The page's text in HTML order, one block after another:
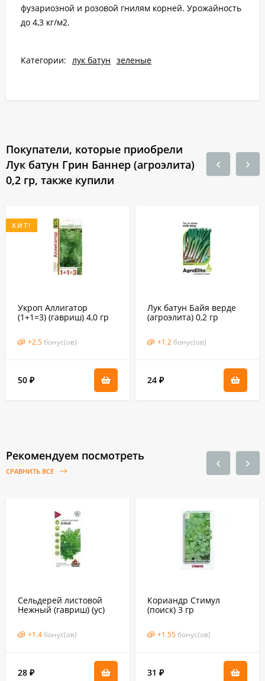
фузариозной и розовой гнилям корней. Урожайность
до 4,3 кг/м2.
Категории: лук батун зеленые
Покупатели, которые приобрели
Лук батун Грин Баннер (агроэлита)
0,2 гр, также купили
ХИТ!
Укроп Аллигатор
(1+1=3) (гавриш) 4,0 гр
+2.5 бонус(ов)
50 ₽
Лук батун Байя верде
(агроэлита) 0,2 гр
+1.2 бонус(ов)
24 ₽
Рекомендуем посмотреть
СРАВНИТЬ ВСЕ
Сельдерей листовой
Нежный (гавриш) (ус)
+1.4 бонус(ов)
28 ₽
Кориандр Стимул
(поиск) 3 гр
+1.55 бонус(ов)
31 ₽